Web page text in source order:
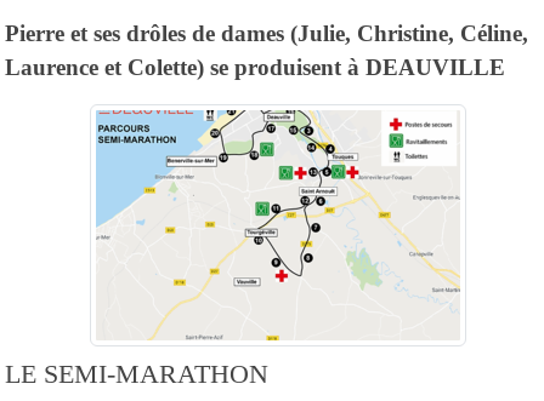
Pierre et ses drôles de dames (Julie, Christine, Céline,
Laurence et Colette) se produisent à DEAUVILLE
LE SEMI-MARATHON